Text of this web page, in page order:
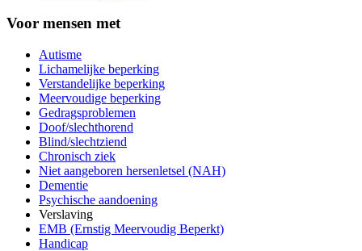
Voor mensen met
Autisme
Lichamelijke beperking
Verstandelijke beperking
Meervoudige beperking
Gedragsproblemen
Doof/slechthorend
Blind/slechtziend
Chronisch ziek
Niet aangeboren hersenletsel (NAH)
Dementie
Psychische aandoening
Verslaving
EMB (Ernstig Meervoudig Beperkt)
Handicap